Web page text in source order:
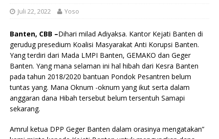
Juli 22, 2022 Yoso
Banten, CBB –Dihari milad Adiyaksa. Kantor Kejati Banten di
gerudug presedium Koalisi Masyarakat Anti Korupsi Banten.
Yang terdiri dari Mada LMPI Banten, GEMAKO dan Geger
Banten. Yang mana selaman ini hal hibah dari Kesra Banten
pada tahun 2018/2020 bantuan Pondok Pesantren belum
tuntas yang. Mana Oknum -oknum yang ikut serta dalam
anggaran dana Hibah tersebut belum tersentuh Samapi
sekarang.
Amrul ketua DPP Geger Banten dalam orasinya mengatakan”